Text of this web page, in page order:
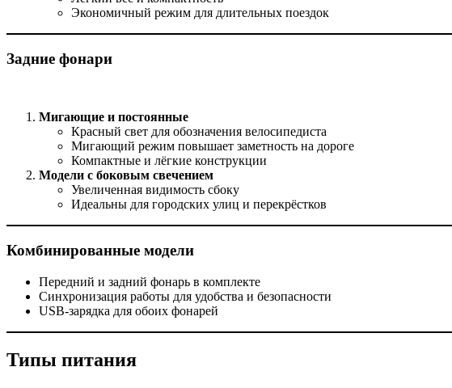
Экономичный режим для длительных поездок
Задние фонари
Мигающие и постоянные
Красный свет для обозначения велосипедиста
Мигающий режим повышает заметность на дороге
Компактные и лёгкие конструкции
Модели с боковым свечением
Увеличенная видимость сбоку
Идеальны для городских улиц и перекрёстков
Комбинированные модели
Передний и задний фонарь в комплекте
Синхронизация работы для удобства и безопасности
USB-зарядка для обоих фонарей
Типы питания